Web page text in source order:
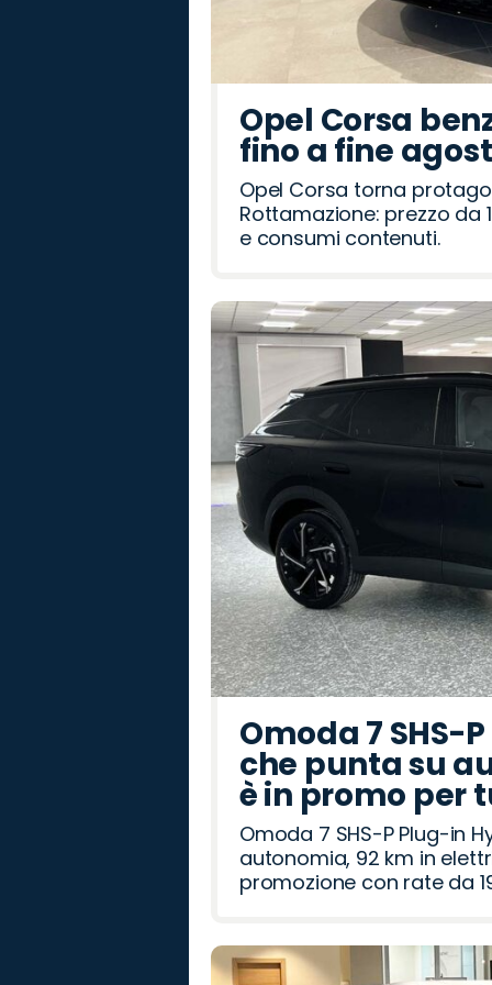
Opel Corsa
fino a fine
Opel Corsa torna
Rottamazione: prezzo da
e consumi contenuti.
Omoda 7 SHS-
che punta su
è in promo per
Omoda 7 SHS-P Plug-in
autonomia, 92 km in
promozione con rate da